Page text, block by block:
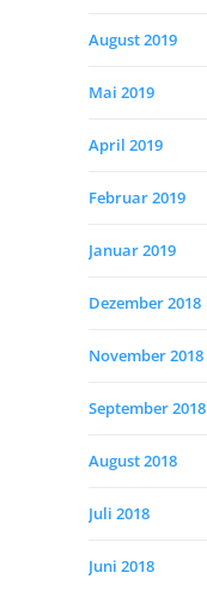
August 2019
Mai 2019
April 2019
Februar 2019
Januar 2019
Dezember 2018
November 2018
September 2018
August 2018
Juli 2018
Juni 2018